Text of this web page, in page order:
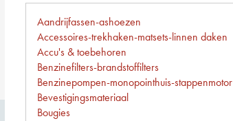
Aandrijfassen-ashoezen
Accessoires-trekhaken-matsets-linnen daken
Accu's & toebehoren
Benzinefilters-brandstoffilters
Benzinepompen-monopointhuis-stappenmotor
Bevestigingsmateriaal
Bougies